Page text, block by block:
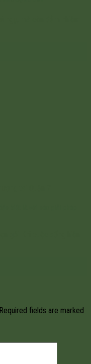
Required fields are marked